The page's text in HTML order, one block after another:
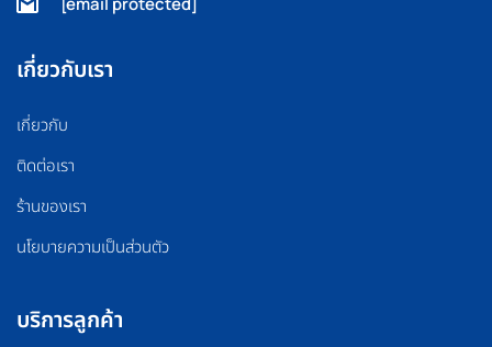
เกี่ยวกับเรา
เกี่ยวกับ
ติดต่อเรา
ร้านของเรา
นโยบายความเป็นส่วนตัว
บริการลูกค้า